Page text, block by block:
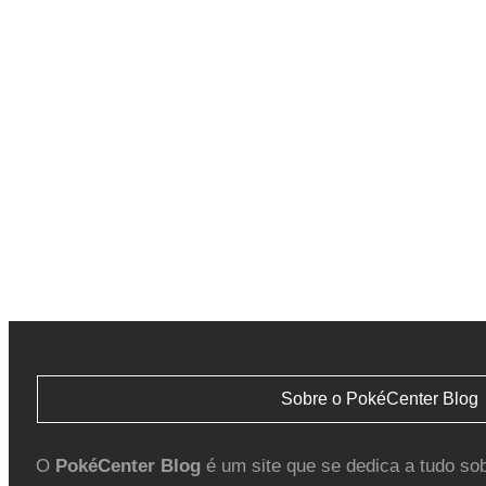
Sobre o PokéCenter Blog
O PokéCenter Blogé um site que se dedica a tudo